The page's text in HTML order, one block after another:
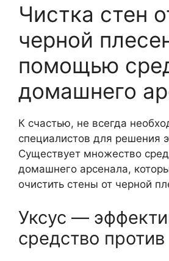
Чистка стен
черной
помощью
домашнего
К счастью, не всегда
специалистов для решения
Существует множество
домашнего арсенала,
очистить стены от черной
Уксус —
средство